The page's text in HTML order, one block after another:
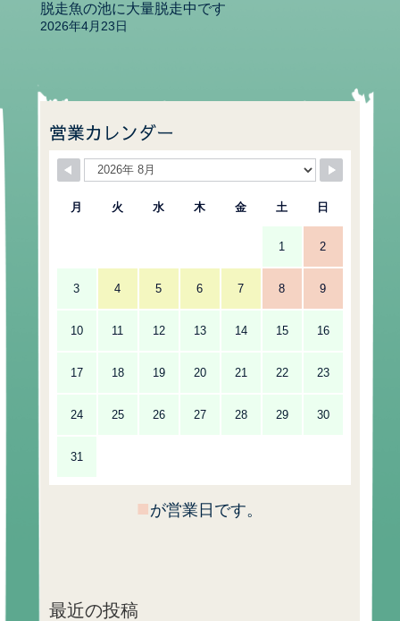
脱走魚の池に大量脱走中です
2026年4月23日
営業カレンダー
月 火 水 木 金 土 日
1 2
3 4 5 6 7 8 9
10 11 12 13 14 15 16
17 18 19 20 21 22 23
24 25 26 27 28 29 30
31
■が営業日です。
最近の投稿